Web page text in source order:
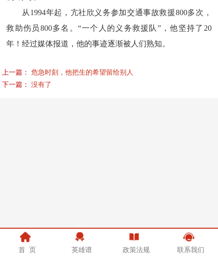
从1994年起，亢社欣义务参加交通事故救援800多次，
救助伤员800多名。“一个人的义务救援队”，他坚持了20
年！经过媒体报道，他的事迹逐渐被人们熟知。
上一篇：
危急时刻，他把生的希望留给别人
下一篇：
没有了
首 页 英雄谱 政策法规 联系我们